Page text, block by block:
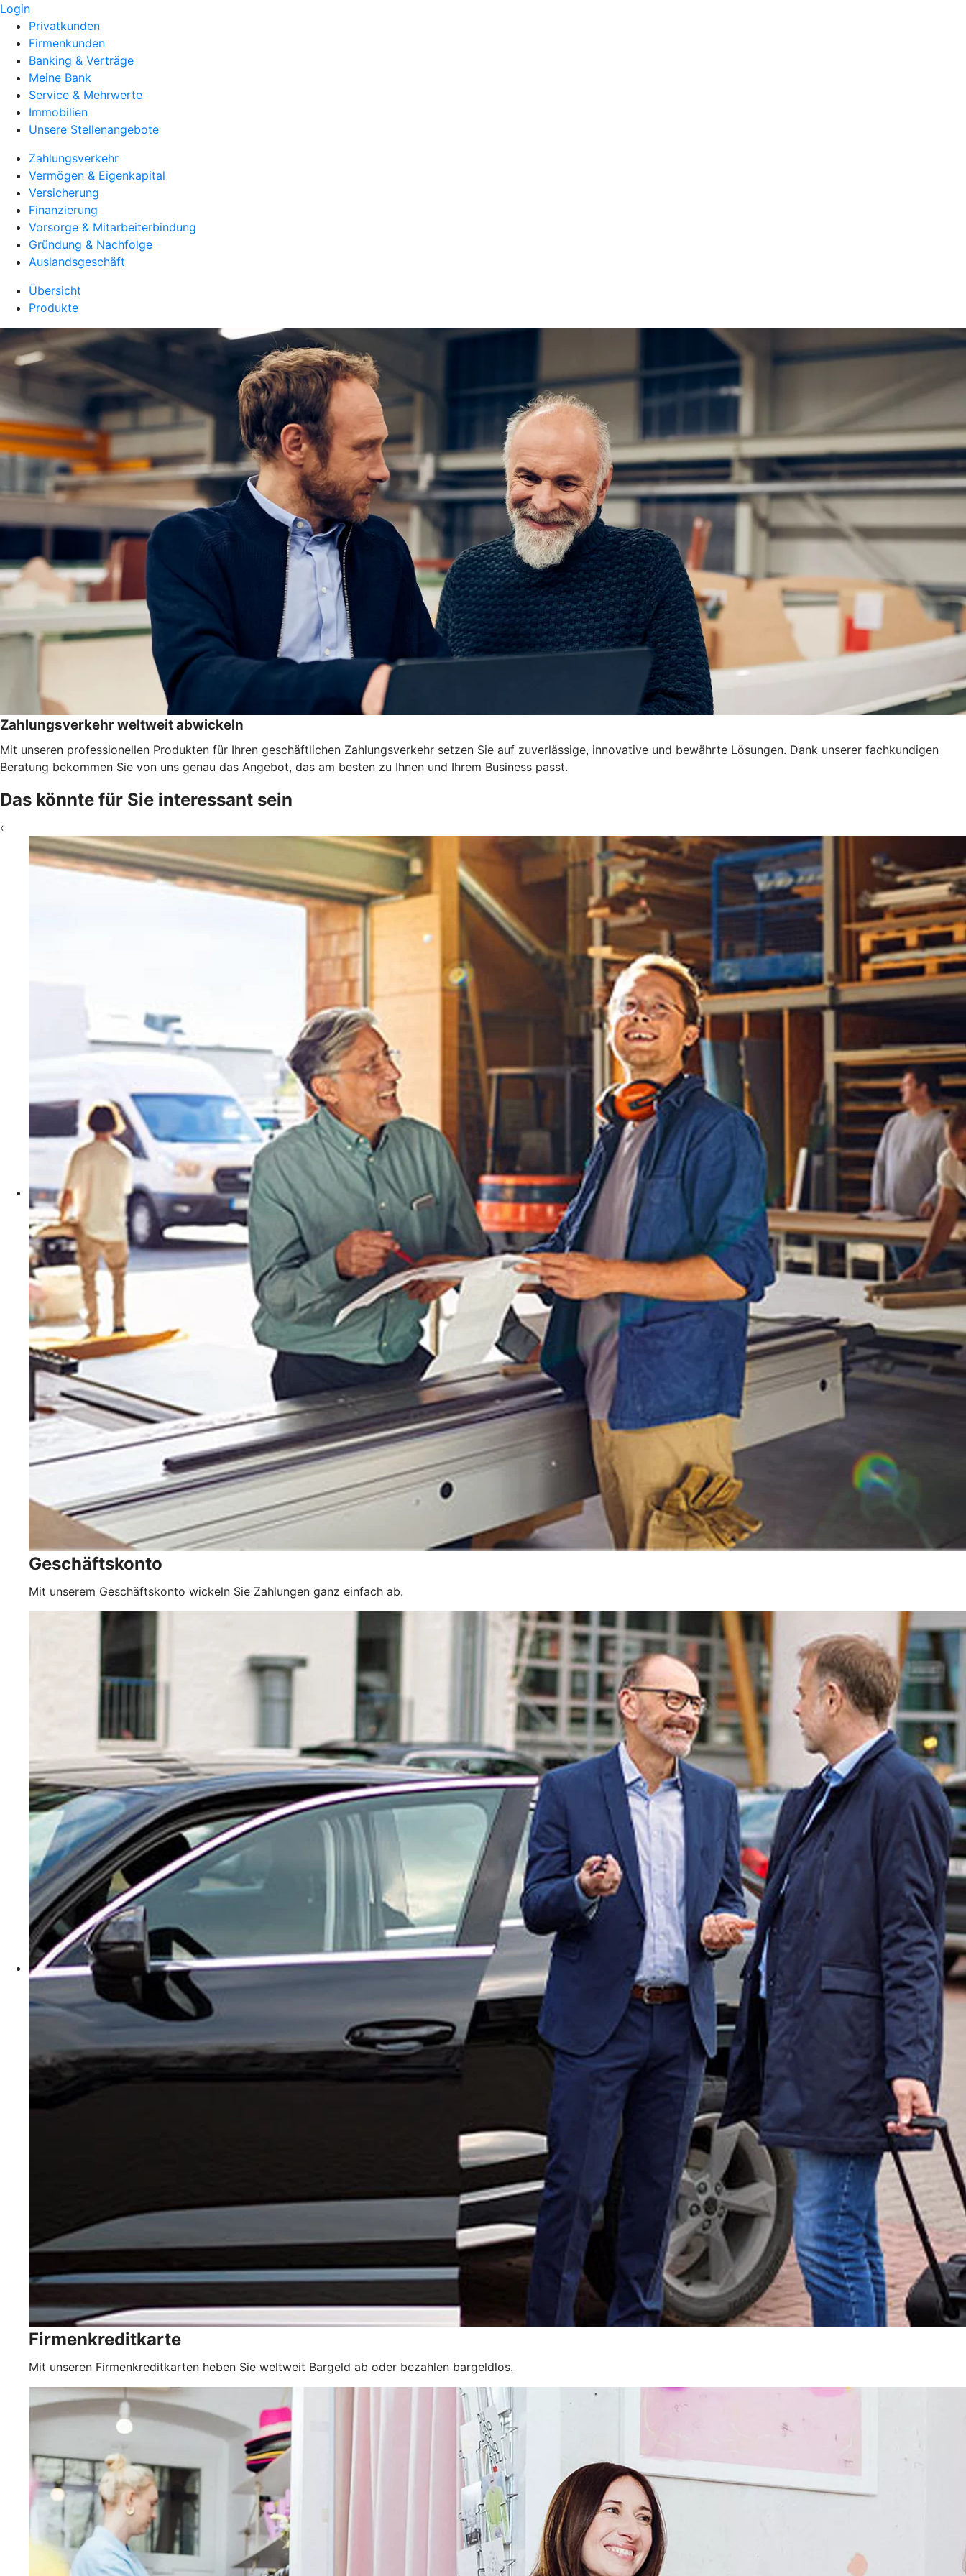
Login
Privatkunden
Firmenkunden
Banking & Verträge
Meine Bank
Service & Mehrwerte
Immobilien
Unsere Stellenangebote
Zahlungsverkehr
Vermögen & Eigenkapital
Versicherung
Finanzierung
Vorsorge & Mitarbeiterbindung
Gründung & Nachfolge
Auslandsgeschäft
Übersicht
Produkte
Zahlungsverkehr weltweit abwickeln
Mit unseren professionellen Produkten für Ihren geschäftlichen Zahlungsverkehr setzen Sie auf zuverlässige, innovative und bewährte Lösungen. Dank unserer fachkundigen
Beratung bekommen Sie von uns genau das Angebot, das am besten zu Ihnen und Ihrem Business passt.
Das könnte für Sie interessant sein
‹
Geschäftskonto
Mit unserem Geschäftskonto wickeln Sie Zahlungen ganz einfach ab.
Firmenkreditkarte
Mit unseren Firmenkreditkarten heben Sie weltweit Bargeld ab oder bezahlen bargeldlos.